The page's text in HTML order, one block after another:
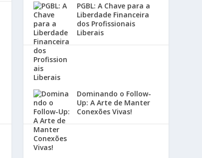
PGBL: A Chave para a
Liberdade Financeira
dos Profissionais
Liberais
Dominando o Follow-
Up: A Arte de Manter
Conexões Vivas!